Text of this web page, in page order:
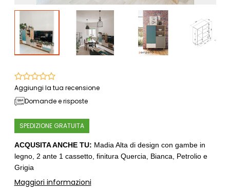
Aggiungi la tua recensione
Domande e risposte
SPEDIZIONE GRATUITA
ACQUSITA ANCHE TU: Madia Alta di design con gambe in
legno, 2 ante 1 cassetto, finitura Quercia, Bianca, Petrolio e
Grigia
Maggiori informazioni